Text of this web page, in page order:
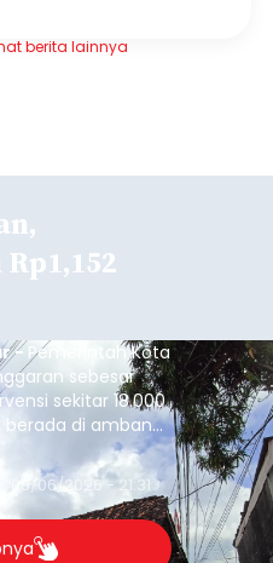
berita lainnya
- Pemerintah Kota
sebesar
sekitar 18.000
berada di ambang
ini diambil
berada pada
agar tidak
08/06/2026 - 21:31